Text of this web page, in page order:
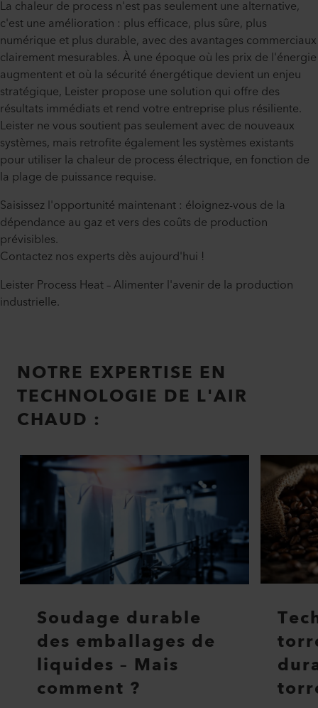
La chaleur de process n'est pas seulement une alternative,
c'est une amélioration : plus efficace, plus sûre, plus
numérique et plus durable, avec des avantages commerciaux
clairement mesurables. À une époque où les prix de l'énergie
augmentent et où la sécurité énergétique devient un enjeu
stratégique, Leister propose une solution qui offre des
résultats immédiats et rend votre entreprise plus résiliente.
Leister ne vous soutient pas seulement avec de nouveaux
systèmes, mais retrofite également les systèmes existants
pour utiliser la chaleur de process électrique, en fonction de
la plage de puissance requise.
Saisissez l'opportunité maintenant : éloignez-vous de la
dépendance au gaz et vers des coûts de production
prévisibles.
Contactez nos experts dès aujourd'hui !
Leister Process Heat – Alimenter l'avenir de la production
industrielle.
NOTRE EXPERTISE EN
TECHNOLOGIE DE L'AIR
CHAUD :
Soudage durable
des emballages de
liquides – Mais
comment ?